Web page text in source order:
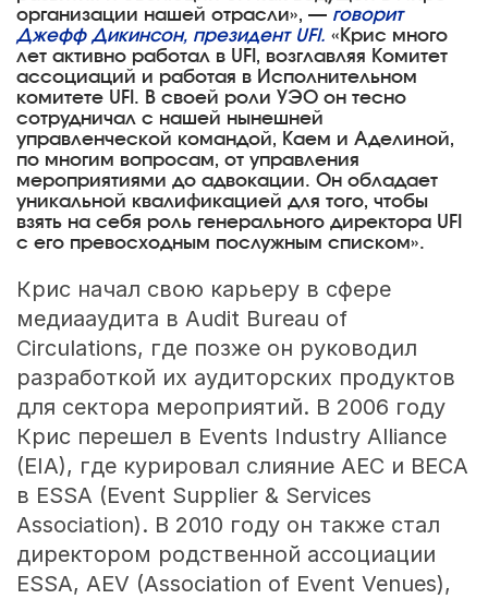
организации нашей отрасли», —говорит
Джефф Дикинсон, президент UFI. «Крис много
лет активно работал в UFI, возглавляя Комитет
ассоциаций и работая в Исполнительном
комитете UFI. В своей роли УЭО он тесно
сотрудничал с нашей нынешней
управленческой командой, Каем и Аделиной,
по многим вопросам, от управления
мероприятиями до адвокации. Он обладает
уникальной квалификацией для того, чтобы
взять на себя роль генерального директора UFI
с его превосходным послужным списком».
Крис начал свою карьеру в сфере
медиааудита в Audit Bureau of
Circulations, где позже он руководил
разработкой их аудиторских продуктов
для сектора мероприятий. В 2006 году
Крис перешел в Events Industry Alliance
(EIA), где курировал слияние AEC и BECA
в ESSA (Event Supplier & Services
Association). В 2010 году он также стал
директором родственной ассоциации
ESSA, AEV (Association of Event Venues),